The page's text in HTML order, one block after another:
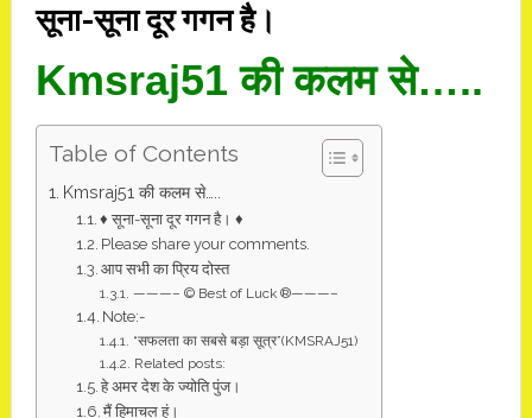
सूना-सूना दूर गगन है।
Kmsraj51 की कलम से…..
Table of Contents
Kmsraj51 की कलम से…..
♦ सूना-सूना दूर गगन है। ♦
Please share your comments.
आप सभी का प्रिय दोस्त
———– © Best of Luck ®———–
Note:-
“सफलता का सबसे बड़ा सूत्र”(KMSRAJ51)
Related posts:
हे अमर देश के ज्योति पुंज।
मैं हिमाचल हूं।